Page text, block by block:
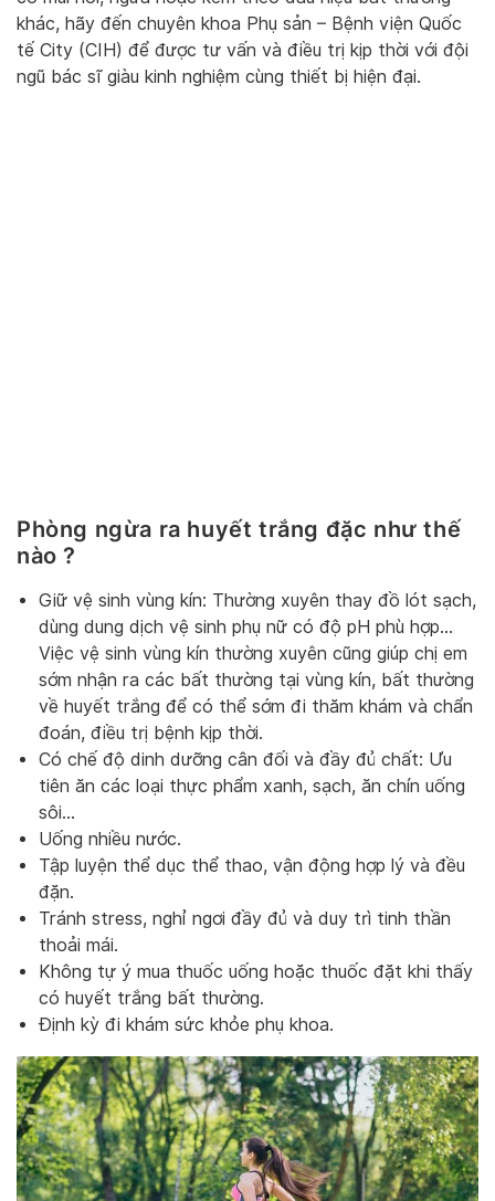
khác, hãy đến chuyên khoa Phụ sản – Bệnh viện Quốc
tế City (CIH) để được tư vấn và điều trị kịp thời với đội
ngũ bác sĩ giàu kinh nghiệm cùng thiết bị hiện đại.
Phòng ngừa ra huyết trắng đặc như thế
nào ?
Giữ vệ sinh vùng kín: Thường xuyên thay đồ lót sạch,
dùng dung dịch vệ sinh phụ nữ có độ pH phù hợp…
Việc vệ sinh vùng kín thường xuyên cũng giúp chị em
sớm nhận ra các bất thường tại vùng kín, bất thường
về huyết trắng để có thể sớm đi thăm khám và chẩn
đoán, điều trị bệnh kịp thời.
Có chế độ dinh dưỡng cân đối và đầy đủ chất: Ưu
tiên ăn các loại thực phẩm xanh, sạch, ăn chín uống
sôi…
Uống nhiều nước.
Tập luyện thể dục thể thao, vận động hợp lý và đều
đặn.
Tránh stress, nghỉ ngơi đầy đủ và duy trì tinh thần
thoải mái.
Không tự ý mua thuốc uống hoặc thuốc đặt khi thấy
có huyết trắng bất thường.
Định kỳ đi khám sức khỏe phụ khoa.